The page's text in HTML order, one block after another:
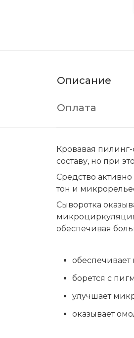
Описание
Оплата
Кровавая
составу, но при
Средство
тон и
Сыворотка
обеспечивая
борется с
улучшает
оказывает